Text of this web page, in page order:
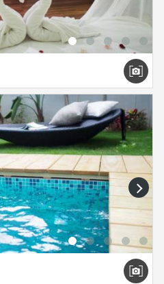
因11:00~15:00為民宿最混亂的
)
依照訂房簡訊內之金額、帳號與
未收到匯款訂金則將取消預約，
的帳號後四碼以供核對,否則將
年齡每位收取住宿費NT2000
至晚上10:00，請於訂房時間
next